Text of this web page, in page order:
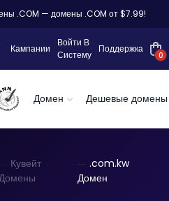
.COM — домены .COM от $7.99!
Кампании
Войти В
Систему
Поддержка
0
Домен Дешевые домены
Кувейт
.com.kw
Домен